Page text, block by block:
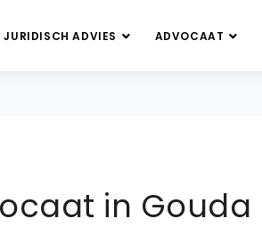
JURIDISCH ADVIES ADVOCAAT
in Gouda